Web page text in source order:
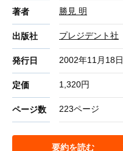
著者 勝見 明
出版社 プレジデント社
発行日 2002年11月18日
定価 1,320円
ページ数 223ページ
要約を読む